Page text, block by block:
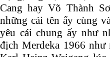
Cang hay Võ Thành
những cái tên ấy cùng
yêu cái chung ấy như
địch Merdeka 1966